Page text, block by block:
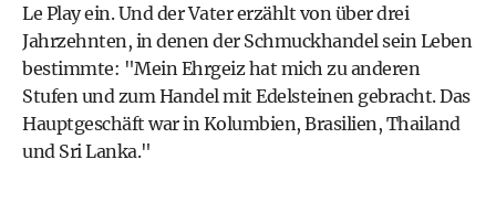
Le Play ein. Und der Vater erzählt von über drei
Jahrzehnten, in denen der Schmuckhandel sein Leben
bestimmte: "Mein Ehrgeiz hat mich zu anderen
Stufen und zum Handel mit Edelsteinen gebracht. Das
Hauptgeschäft war in Kolumbien, Brasilien, Thailand
und Sri Lanka."